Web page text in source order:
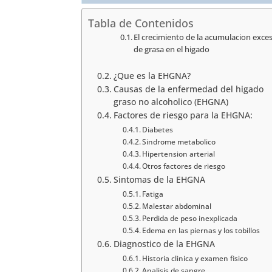
Tabla de Contenidos
El crecimiento de la acumulacion
de grasa en el higado
¿Que es la EHGNA?
Causas de la enfermedad del higado
graso no alcoholico (EHGNA)
Factores de riesgo para la EHGNA:
Diabetes
Sindrome metabolico
Hipertension arterial
Otros factores de riesgo
Sintomas de la EHGNA
Fatiga
Malestar abdominal
Perdida de peso inexplicada
Edema en las piernas y los tobillos
Diagnostico de la EHGNA
Historia clinica y examen fisico